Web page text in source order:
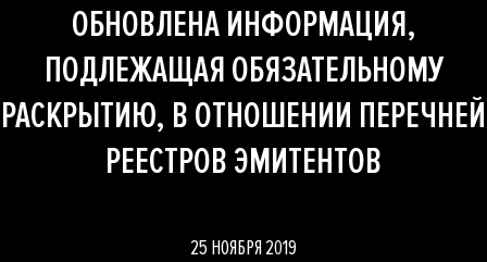
ОБНОВЛЕНА ИНФОРМАЦИЯ,
ПОДЛЕЖАЩАЯ ОБЯЗАТЕЛЬНОМУ
РАСКРЫТИЮ, В ОТНОШЕНИИ ПЕРЕЧНЕЙ
РЕЕСТРОВ ЭМИТЕНТОВ
25 НОЯБРЯ 2019